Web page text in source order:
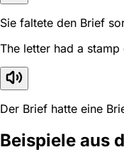
Sie faltete den Brief
The letter had a
Der Brief hatte eine
Beispiele aus